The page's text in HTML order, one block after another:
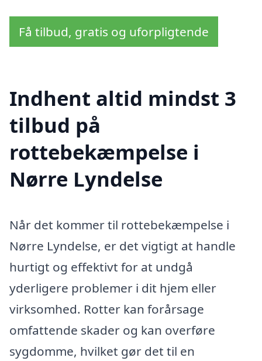
Få tilbud, gratis og uforpligtende
Indhent altid mindst 3
tilbud på
rottebekæmpelse i
Nørre Lyndelse
Når det kommer til rottebekæmpelse i
Nørre Lyndelse, er det vigtigt at handle
hurtigt og effektivt for at undgå
yderligere problemer i dit hjem eller
virksomhed. Rotter kan forårsage
omfattende skader og kan overføre
sygdomme, hvilket gør det til en